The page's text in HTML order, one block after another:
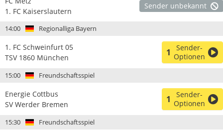
1. FC Kaiserslautern
Sender unbekannt
14:00 Regionalliga Bayern
1. FC Schweinfurt 05
TSV 1860 München
1
Sender-
Optionen
15:00 Freundschaftsspiel
Energie Cottbus
SV Werder Bremen
1
Sender-
Optionen
15:30 Freundschaftsspiel